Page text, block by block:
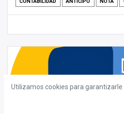
Utilizamos cookies para garantizarle